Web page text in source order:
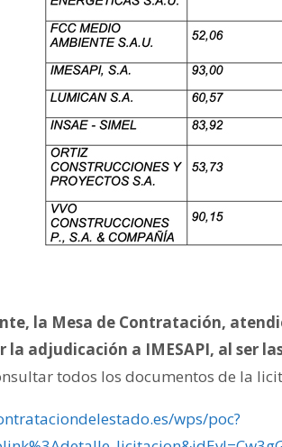
la Mesa de Contratación,
la adjudicación a IMESAPI, al ser
todos los documentos de la
wps/poc?